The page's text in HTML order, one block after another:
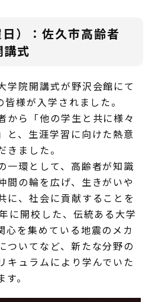
）：佐久市高齢者
講式
学院開講式が野沢会館にて
様が入学されました。
から「他の学生と共に様々
と、生涯学習に向けた熱意
ました。
一環として、高齢者が知識
間の輪を広げ、生きがいや
に、社会に貢献することを
に開校した、伝統ある大学
心を集めている地震のメカ
ついてなど、新たな分野の
キュラムにより学んでいた
。